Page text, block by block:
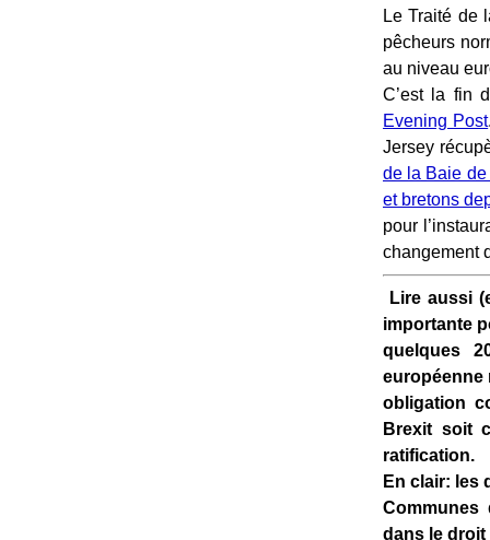
Le Traité de
pêcheurs
au niveau
C’est la fin
Evening Post
Jersey
de la Baie
et bretons
pour
changement
Lire aussi
importante
quelques
européenne
obligation
Brexit soit
ratification.
En clair: les
Communes
dans le droit